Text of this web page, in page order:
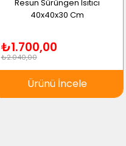
Resun Sürüngen Isıtıcı
40x40x30 Cm
₺1.700,00
₺2.040,00
Ürünü İncele